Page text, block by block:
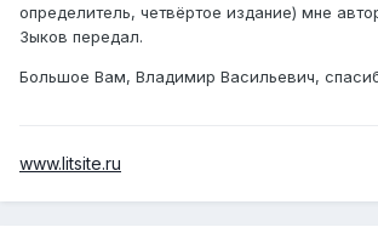
определитель, четвёртое издание) мне
Зыков передал.
Большое Вам, Владимир Васильевич,
www.litsite.ru